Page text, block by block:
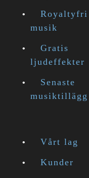
Royaltyfri
musik
Gratis
ljudeffekter
Senaste
musiktillägg
Vårt lag
Kunder